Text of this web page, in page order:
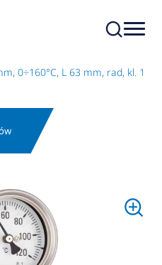
0÷160°C, L 63 mm, rad, kl. 1